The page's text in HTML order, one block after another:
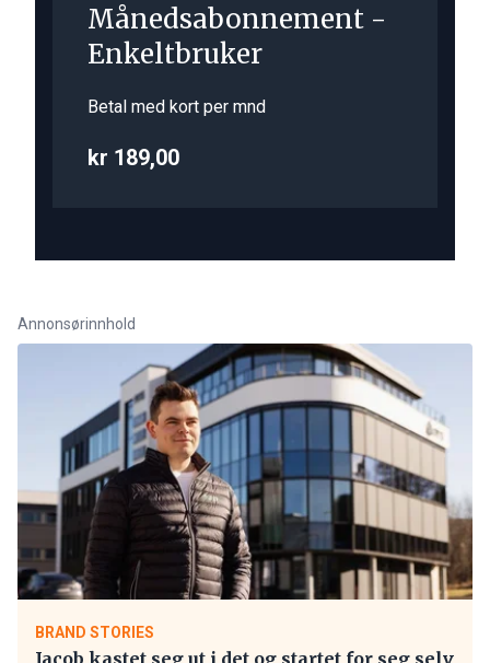
Månedsabonnement -
Enkeltbruker
Betal med kort per mnd
kr 189,00
Annonsørinnhold
BRAND STORIES
Jacob kastet seg ut i det og startet for seg selv